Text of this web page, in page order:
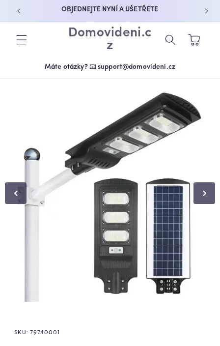
PŘEJÍT K
OBJEDNEJTE NYNÍ A UŠETŘETE
Domovideni.c
z
Košík
Máte otázky? 📧 support@domovideni.cz
SKU:79740001